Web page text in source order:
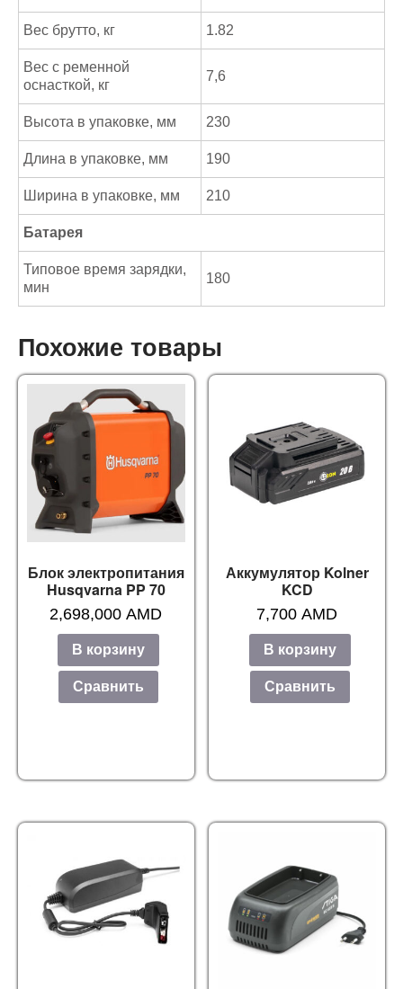
Вес брутто, кг 1.82
Вес с ременной
оснасткой, кг
7,6
Высота в упаковке, мм 230
Длина в упаковке, мм 190
Ширина в упаковке, мм 210
Батарея
Типовое время зарядки,
мин
180
Похожие товары
Блок электропитания
Husqvarna PP 70
2,698,000AMD
В корзину
Сравнить
Аккумулятор Kolner
KCD
7,700AMD
В корзину
Сравнить